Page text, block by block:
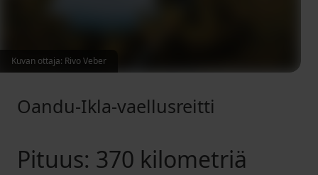
Oandu-Ikla-vaellusreitti
Pituus: 370 kilometriä
Kuvan ottaja: Rivo Veber